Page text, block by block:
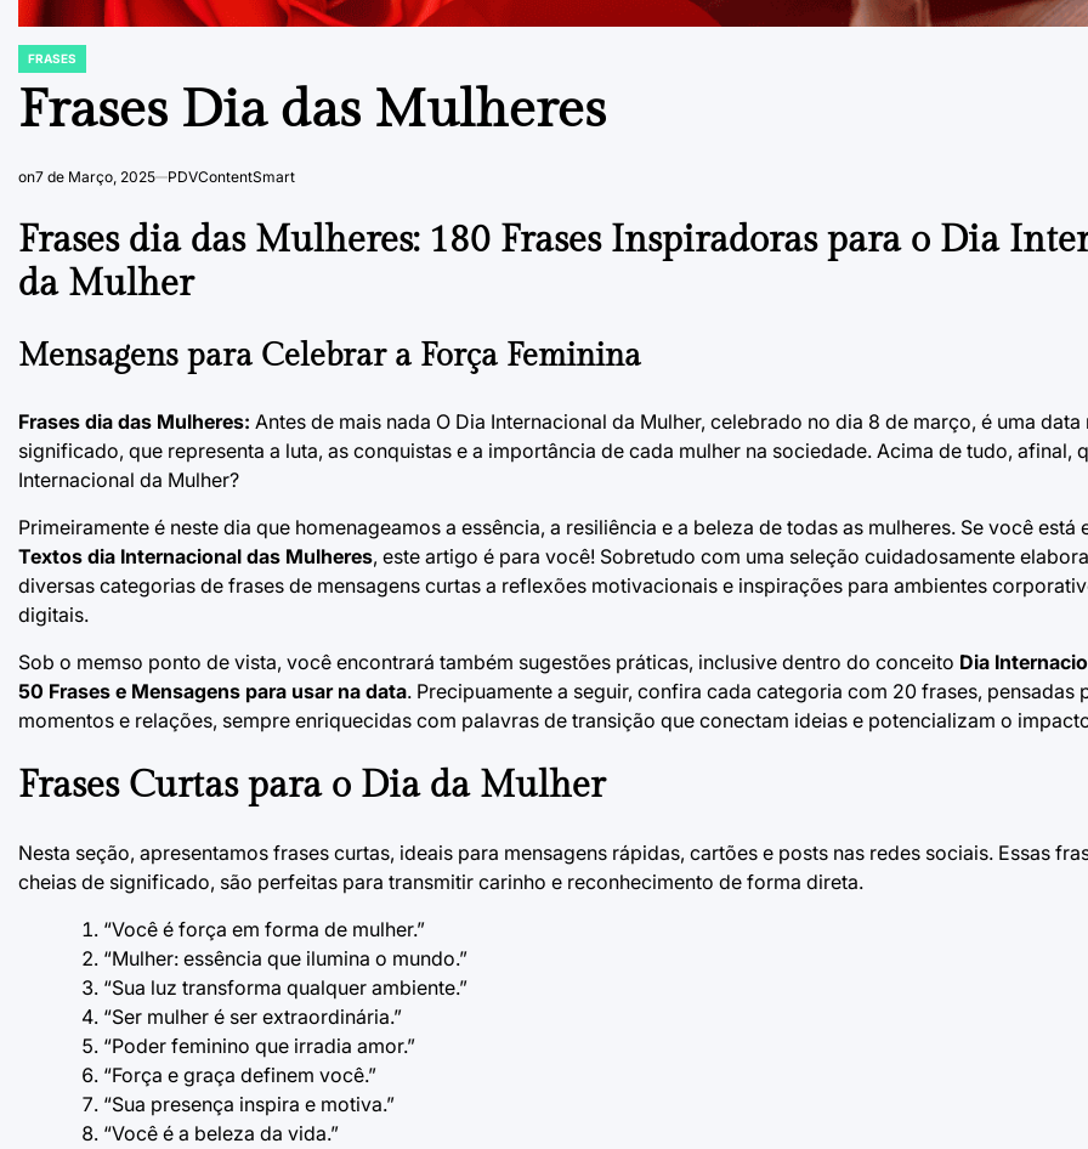
POSTED
FRASES
Frases Dia das Mulheres
on7 de Março, 2025 PDVContentSmart
Frases dia das Mulheres: 180 Frases Inspiradoras para o Dia
da Mulher
Mensagens para Celebrar a Força Feminina
Frases dia das Mulheres: Antes de mais nada O Dia Internacional da Mulher, celebrado no dia 8 de março, é uma data
significado, que representa a luta, as conquistas e a importância de cada mulher na sociedade. Acima de tudo, afinal,
Internacional da Mulher?
Primeiramente é neste dia que homenageamos a essência, a resiliência e a beleza de todas as mulheres. Se você está
Textos dia Internacional das Mulheres, este artigo é para você! Sobretudo com uma seleção cuidadosamente
diversas categorias de frases de mensagens curtas a reflexões motivacionais e inspirações para ambientes
digitais.
Sob o memso ponto de vista, você encontrará também sugestões práticas, inclusive dentro do conceito Dia
50 Frases e Mensagens para usar na data. Precipuamente a seguir, confira cada categoria com 20 frases, pensadas
momentos e relações, sempre enriquecidas com palavras de transição que conectam ideias e potencializam o
Frases Curtas para o Dia da Mulher
Nesta seção, apresentamos frases curtas, ideais para mensagens rápidas, cartões e posts nas redes sociais. Essas
cheias de significado, são perfeitas para transmitir carinho e reconhecimento de forma direta.
“Você é força em forma de mulher.”
“Mulher: essência que ilumina o mundo.”
“Sua luz transforma qualquer ambiente.”
“Ser mulher é ser extraordinária.”
“Poder feminino que irradia amor.”
“Força e graça definem você.”
“Sua presença inspira e motiva.”
“Você é a beleza da vida.”